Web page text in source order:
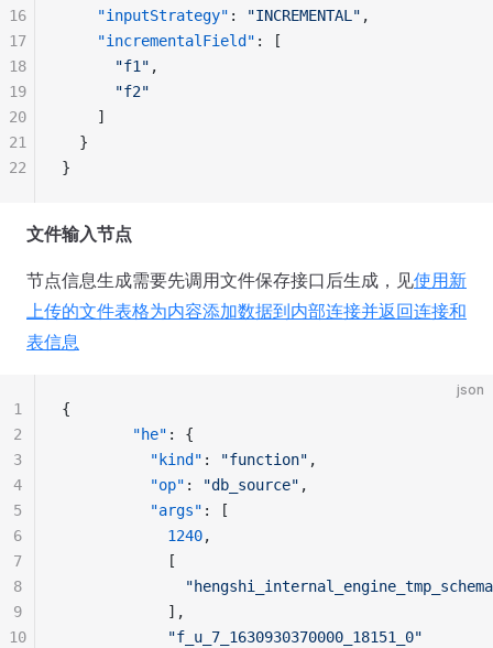
    "inputStrategy"
: "INCREMENTAL" ,
    "incrementalField"
: [
      "f1"
,
      "f2"
    ]
  }
}
16
17
18
19
20
21
22
文件输入节点
节点信息生成需要先调用文件保存接口后生成，见使用新
上传的文件表格为内容添加数据到内部连接并返回连接和
表信息
json
{
        "he"
: {
          "kind"
: "function" ,
          "op"
: "db_source" ,
          "args"
: [
            1240
,
            [
            ],
            "f_u_7_1630930370000_18151_0"
1
2
3
4
5
6
7
8
9
10